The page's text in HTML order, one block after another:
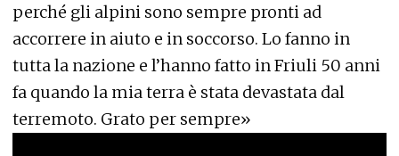
perché gli alpini sono sempre pronti ad
accorrere in aiuto e in soccorso. Lo fanno in
tutta la nazione e l’hanno fatto in Friuli 50 anni
fa quando la mia terra è stata devastata dal
terremoto. Grato per sempre»